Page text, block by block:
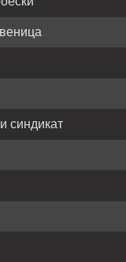
синдикат